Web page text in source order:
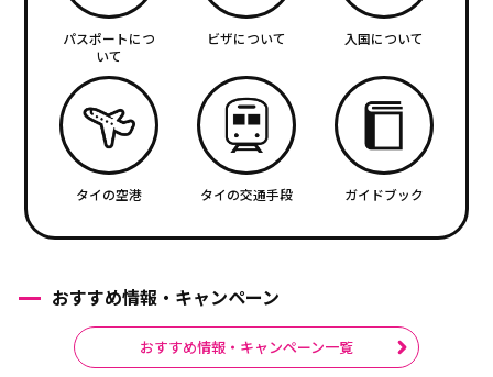
パスポートにつ
いて
ビザについて 入国について
タイの空港 タイの交通手段 ガイドブック
おすすめ情報・キャンペーン
おすすめ情報・キャンペーン一覧